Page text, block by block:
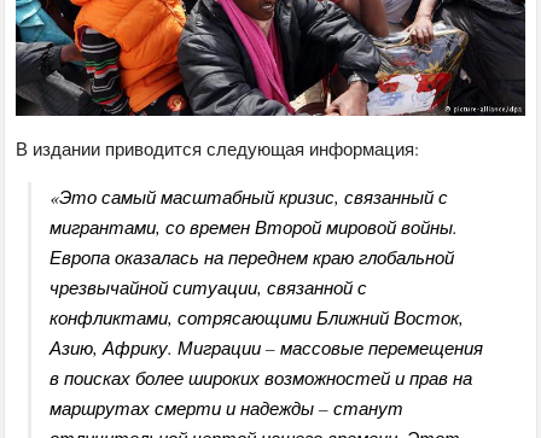
В издании приводится следующая информация:
«Это самый масштабный кризис, связанный с
мигрантами, со времен Второй мировой войны.
Европа оказалась на переднем краю глобальной
чрезвычайной ситуации, связанной с
конфликтами, сотрясающими Ближний Восток,
Азию, Африку. Миграции – массовые перемещения
в поисках более широких возможностей и прав на
маршрутах смерти и надежды – станут